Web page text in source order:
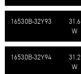
16530B-​32Y93
31.6
W
16530B-​32Y94
31.2
W